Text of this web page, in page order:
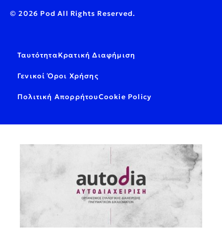
© 2026 Pod All Rights Reserved.
ΤαυτότηταΚρατική Διαφήμιση
Γενικοί Όροι Χρήσης
Πολιτική ΑπορρήτουCookie Policy